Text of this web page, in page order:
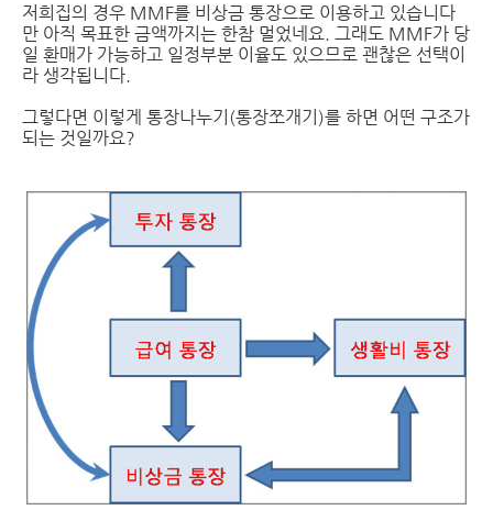
저희집의 경우 MMF를 비상금 통장으로 이용하고 있습니다
만 아직 목표한 금액까지는 한참 멀었네요. 그래도 MMF가 당
일 환매가 가능하고 일정부분 이율도 있으므로 괜찮은 선택이
라 생각됩니다.
그렇다면 이렇게 통장나누기(통장쪼개기)를 하면 어떤 구조가
되는 것일까요?